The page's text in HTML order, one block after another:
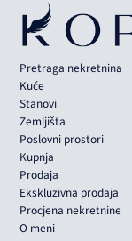
Pretraga nekretnina
Kuće
Stanovi
Zemljišta
Poslovni prostori
Kupnja
Prodaja
Ekskluzivna prodaja
Procjena nekretnine
O meni